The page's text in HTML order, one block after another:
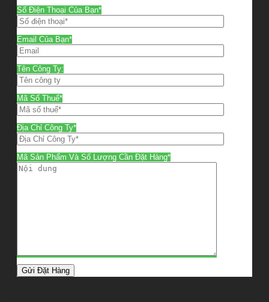
Số Điện Thoại Của Bạn*
Email Của Bạn*
Tên Công Ty:
Mã Số Thuế*
Địa Chỉ Công Ty*
Mã Sản Phẩm Và Số Lượng Cần Đặt Hàng*